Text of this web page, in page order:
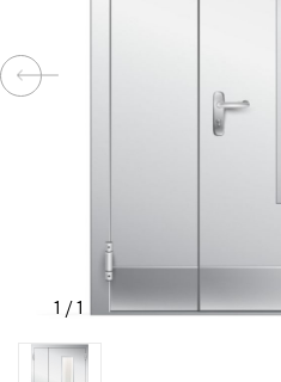
ИНТЕРЕСНЫЕ
СТАТЬИ
1 /1